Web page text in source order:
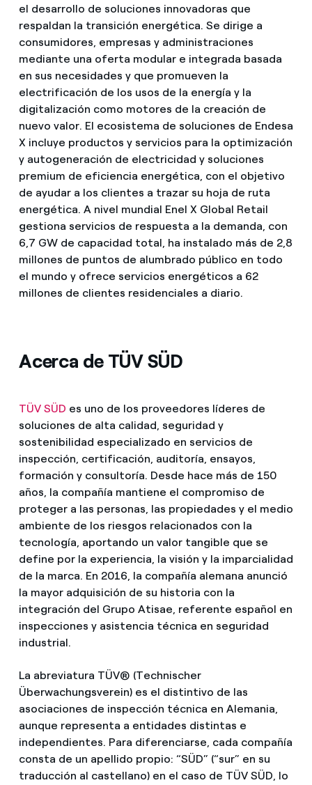
el desarrollo de soluciones innovadoras que
respaldan la transición energética. Se dirige a
consumidores, empresas y administraciones
mediante una oferta modular e integrada basada
en sus necesidades y que promueven la
electrificación de los usos de la energía y la
digitalización como motores de la creación de
nuevo valor. El ecosistema de soluciones de Endesa
X incluye productos y servicios para la optimización
y autogeneración de electricidad y soluciones
premium de eficiencia energética, con el objetivo
de ayudar a los clientes a trazar su hoja de ruta
energética. A nivel mundial Enel X Global Retail
gestiona servicios de respuesta a la demanda, con
6,7 GW de capacidad total, ha instalado más de 2,8
millones de puntos de alumbrado público en todo
el mundo y ofrece servicios energéticos a 62
millones de clientes residenciales a diario.
Acerca de TÜV SÜD
TÜV SÜD es uno de los proveedores líderes de
soluciones de alta calidad, seguridad y
sostenibilidad especializado en servicios de
inspección, certificación, auditoría, ensayos,
formación y consultoría. Desde hace más de 150
años, la compañía mantiene el compromiso de
proteger a las personas, las propiedades y el medio
ambiente de los riesgos relacionados con la
tecnología, aportando un valor tangible que se
define por la experiencia, la visión y la imparcialidad
de la marca. En 2016, la compañía alemana anunció
la mayor adquisición de su historia con la
integración del Grupo Atisae, referente español en
inspecciones y asistencia técnica en seguridad
industrial.
La abreviatura TÜV® (Technischer
Überwachungsverein) es el distintivo de las
asociaciones de inspección técnica en Alemania,
aunque representa a entidades distintas e
independientes. Para diferenciarse, cada compañía
consta de un apellido propio: “SÜD” (“sur” en su
traducción al castellano) en el caso de TÜV SÜD, lo